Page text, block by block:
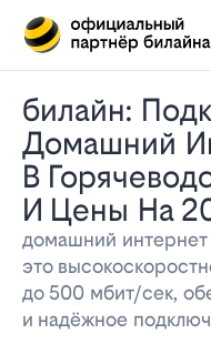
Билайн: Подключите
Домашний
В
И Цены На
домашний
это
до 500 мбит/сек,
и надёжное